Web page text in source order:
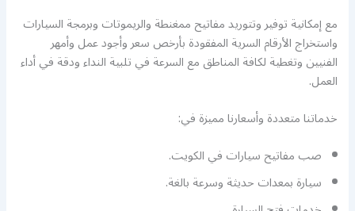
مع إمكانية توفير وتتوريد مفاتيح ممغنطة والريموتات وبرمجة السيارات
واستخراج الأرقام السرية المفقودة بأرخص سعر وأجود عمل وأمهر
الفنيين وتغطية لكافة المناطق مع السرعة في تلبية النداء ودقة في أداء
العمل.
خدماتنا متعددة وأسعارنا مميزة في:
صب مفاتيح سيارات في الكويت.
سيارة بمعدات حديثة وسرعة بالغة.